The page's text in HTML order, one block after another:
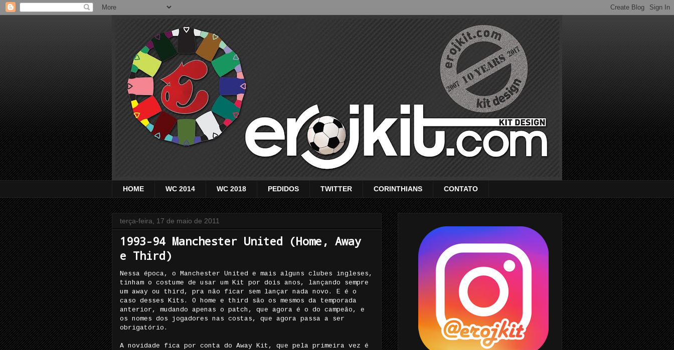
HOME WC 2014 WC 2018 PEDIDOS TWITTER CORINTHIANS CONTATO
terça-feira, 17 de maio de 2011
1993-94 Manchester United (Home, Away
e Third)
Nessa época, o Manchester United e mais alguns clubes ingleses,
tinham o costume de usar um Kit por dois anos, lançando sempre
um away ou third, pra não ficar sem lançar nada novo. E é o
caso desses Kits. O home e third são os mesmos da temporada
anterior, mudando apenas o patch, que agora é o do campeão, e
os nomes dos jogadores nas costas, que agora passa a ser
obrigatório.
A novidade fica por conta do Away Kit, que pela primeira vez é